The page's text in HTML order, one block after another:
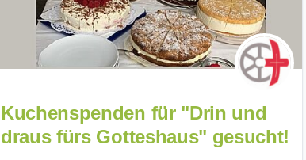
Kuchenspenden für "Drin und
draus fürs Gotteshaus" gesucht!